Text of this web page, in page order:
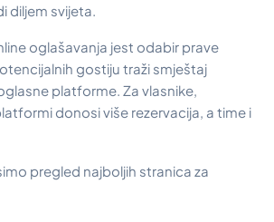
diljem svijeta.
oglašavanja jest odabir prave
gostiju traži smještaj
platforme. Za vlasnike,
donosi više rezervacija, a time i
pregled najboljih stranica za